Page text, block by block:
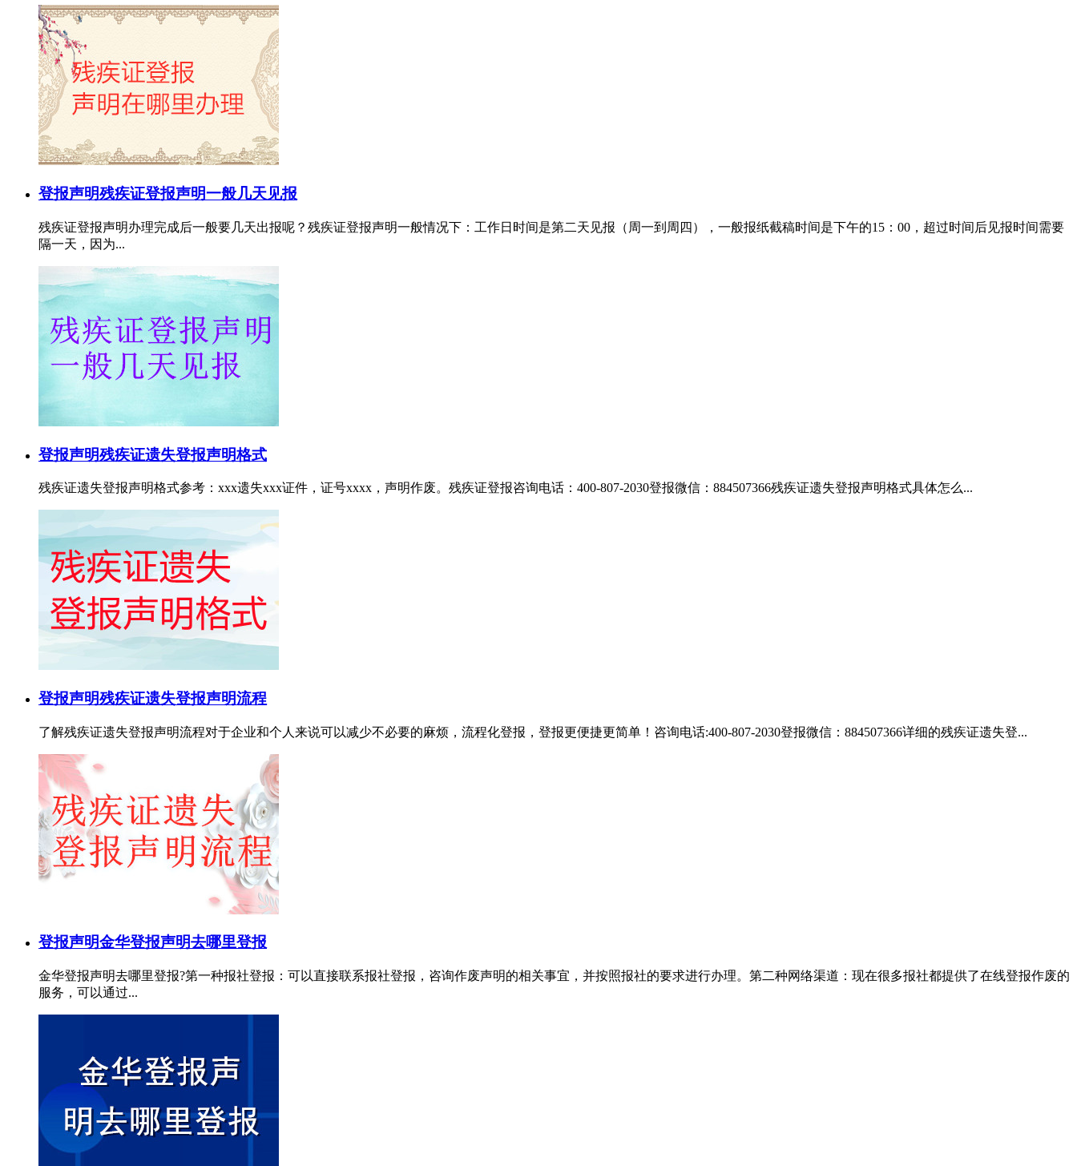
登报声明残疾证登报声明一般几天见报
残疾证登报声明办理完成后一般要几天出报呢？残疾证登报声明一般情况下：工作日时间是第二天见报（周一到周四），一般报纸截稿时间是下午的15：00，超过时间后见报时间需要
隔一天，因为...
登报声明残疾证遗失登报声明格式
残疾证遗失登报声明格式参考：xxx遗失xxx证件，证号xxxx，声明作废。残疾证登报咨询电话：400-807-2030登报微信：884507366残疾证遗失登报声明格式具体怎么...
登报声明残疾证遗失登报声明流程
了解残疾证遗失登报声明流程对于企业和个人来说可以减少不必要的麻烦，流程化登报，登报更便捷更简单！咨询电话:400-807-2030登报微信：884507366详细的残疾证遗失登...
登报声明金华登报声明去哪里登报
金华登报声明去哪里登报?第一种报社登报：可以直接联系报社登报，咨询作废声明的相关事宜，并按照报社的要求进行办理。第二种网络渠道：现在很多报社都提供了在线登报作废的
服务，可以通过...